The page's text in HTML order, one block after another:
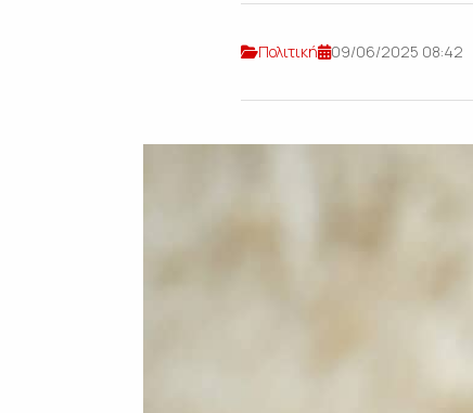
Πολιτική 09/06/2025 08:42